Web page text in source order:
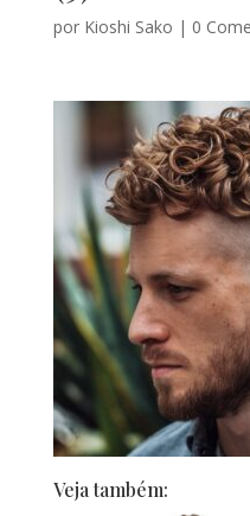
por Kioshi Sako | 0
Veja também: